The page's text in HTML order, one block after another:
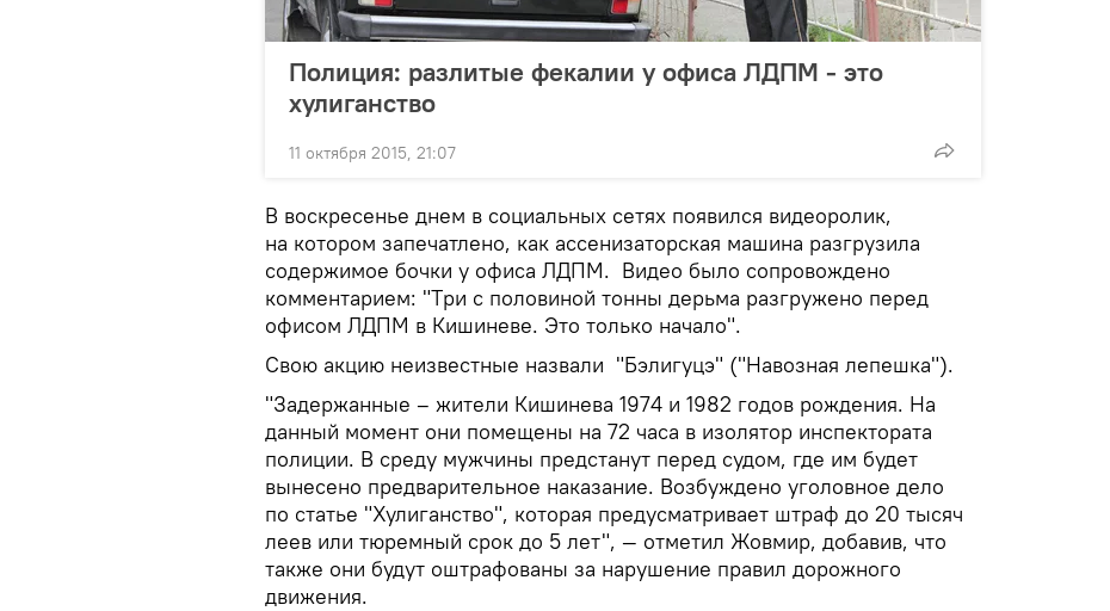
Полиция: разлитые фекалии у офиса ЛДПМ - это
хулиганство
11 октября 2015, 21:07
В воскресенье днем в социальных сетях появился видеоролик,
на котором запечатлено, как ассенизаторская машина разгрузила
содержимое бочки у офиса ЛДПМ. Видео было сопровождено
комментарием: "Tри с половиной тонны дерьма разгружено перед
офисом ЛДПМ в Кишиневе. Это только начало".
Свою акцию неизвестные назвали "Бэлигуцэ" ("Навозная лепешка").
"Задержанные – жители Кишинева 1974 и 1982 годов рождения. На
данный момент они помещены на 72 часа в изолятор инспектората
полиции. В среду мужчины предстанут перед судом, где им будет
вынесено предварительное наказание. Возбуждено уголовное дело
по статье "Хулиганство", которая предусматривает штраф до 20 тысяч
леев или тюремный срок до 5 лет", — отметил Жовмир, добавив, что
также они будут оштрафованы за нарушение правил дорожного
движения.